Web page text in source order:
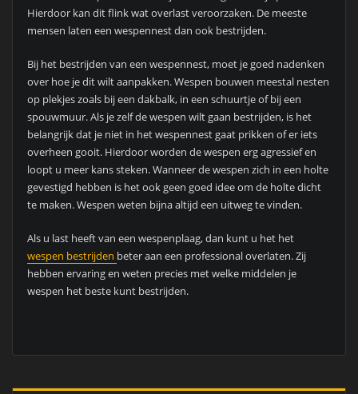
Hierdoor kan dit flink wat overlast veroorzaken. De meeste
mensen laten een wespennest dan ook bestrijden.
Bij het bestrijden van een wespennest, moet je goed nadenken
over hoe je dit wilt aanpakken. Wespen bouwen meestal nesten
op plekjes zoals bij een dakbalk, in een schuurtje of bij een
spouwmuur. Als je zelf de wespen wilt gaan bestrijden, is het
belangrijk dat je niet in het wespennest gaat prikken of er iets
overheen gooit. Hierdoor worden de wespen erg agressief en
loopt u meer kans steken. Wanneer de wespen zich in een holte
gevestigd hebben is het ook geen goed idee om de holte dicht
te maken. Wespen weten bijna altijd een uitweg te vinden.
Als u last heeft van een wespenplaag, dan kunt u het het
wespen bestrijden beter aan een professional overlaten. Zij
hebben ervaring en weten precies met welke middelen je
wespen het beste kunt bestrijden.